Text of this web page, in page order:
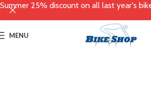
MENU
Summer 25% discount on all last year's